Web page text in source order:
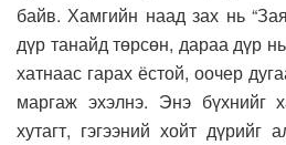
байв. Хамгийн наад зах нь
дүр танайд төрсөн, дараа дүр
хатнаас гарах ёстой, оочер
маргаж эхэлнэ. Энэ бүхнийг
хутагт, гэгээний хойт дүрийг